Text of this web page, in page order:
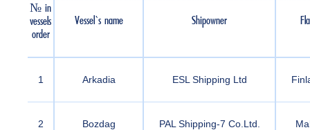
№ in
vessels
order
Vessel`s name Shipowner
1 Arkadia ESL Shipping Ltd
2 Bozdag PAL Shipping-7 Co.Ltd.